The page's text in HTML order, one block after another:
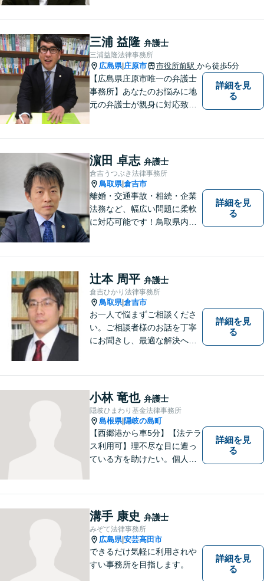
皆さまに距離的にも精神的に
も「近い」法律事務所となれ
るよう職員一同頑張っていま
す。 お気軽にお問い合わせく
ださい。
三浦 益隆 弁護士
三浦益隆法律事務所
広島県| 庄原市 市役所前駅 から徒歩5分
【広島県庄原市唯一の弁護士
事務所】あなたのお悩みに地
元の弁護士が親身に対応致し
詳細を見
る
濵田 卓志 弁護士
倉吉うつぶき法律事務所
鳥取県|倉吉市
離婚・交通事故・相続・企業
法務など、幅広い問題に柔軟
に対応可能です！鳥取県内の
をしてもいいのか」と迷われ
ている方も、お気軽にご相談
ください！【駐車場有】
詳細を見
る
辻本 周平 弁護士
倉吉ひかり法律事務所
鳥取県|倉吉市
お一人で悩まずご相談くださ
い。ご相談者様のお話を丁寧
にお聞きし、最適な解決へと
詳細を見
る
小林 竜也 弁護士
隠岐ひまわり基金法律事務所
島根県|隠岐の島町
【西郷港から車5分】【法テラ
ス利用可】理不尽な目に遭っ
ている方を助けたい。個人・
え込むことなく、まずはお気
軽にご相談ください。【電話
相談可】
詳細を見
る
溝手 康史 弁護士
みぞて法律事務所
広島県|安芸高田市
できるだけ気軽に利用されや
すい事務所を目指します。
詳細を見
る